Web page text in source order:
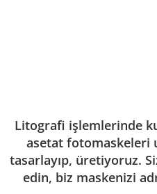
Litografi işlemlerinde
asetat fotomaskeleri
tasarlayıp, üretiyoruz.
edin, biz maskenizi